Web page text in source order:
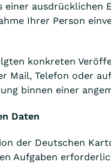
einer
Ihrer Person
konkreten
Telefon oder
binnen einer
Daten
der Deutschen
Aufgaben